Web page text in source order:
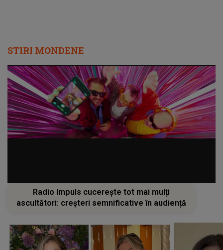
STIRI MONDENE
Radio Impuls cucerește tot mai mulți
ascultători: creșteri semnificative în audiență